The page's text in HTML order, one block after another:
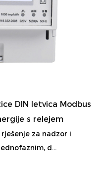
DIN letvica Modbus
s relejem
za nadzor i
d...